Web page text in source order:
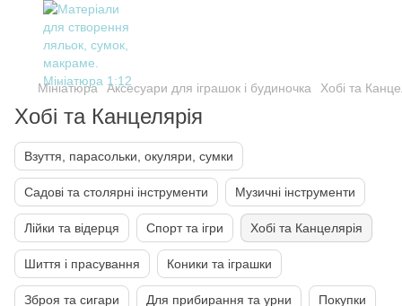
Мініатюра Аксесуари для іграшок і будиночка Хобі та
Хобі та Канцелярія
Взуття, парасольки, окуляри, сумки
Садові та столярні інструменти Музичні інструменти
Лійки та відерця Спорт та ігри Хобі та Канцелярія
Шиття і прасування Коники та іграшки
Зброя та сигари Для прибирання та урни Покупки